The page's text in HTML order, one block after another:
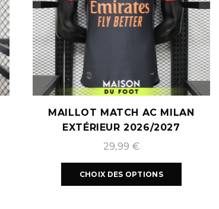
MAILLOT MATCH AC MILAN
EXTÉRIEUR 2026/2027
29,99 €
CHOIX DES OPTIONS